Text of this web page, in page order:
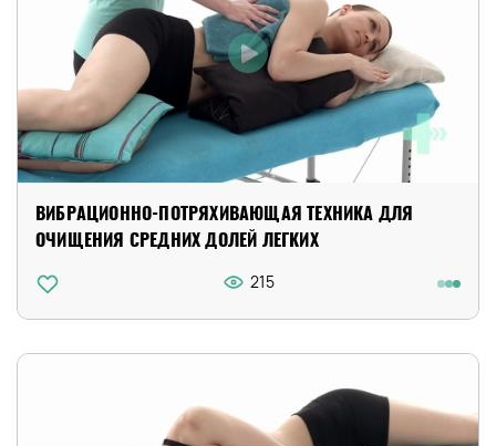
ВИБРАЦИОННО-ПОТРЯХИВАЮЩАЯ ТЕХНИКА ДЛЯ
ОЧИЩЕНИЯ СРЕДНИХ ДОЛЕЙ ЛЕГКИХ
215